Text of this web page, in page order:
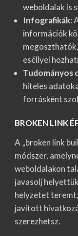
weboldalak is
Infografikák:
információk
eséllyel
Tudományos
hiteles
forrásként
BROKEN LINK
A „broken link
módszer,
weboldalakon
javasolj
helyzetet
javított
szerezhetsz.